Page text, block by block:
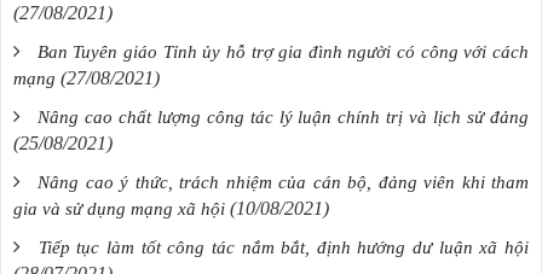
(27/08/2021)
Ban Tuyên giáo Tỉnh ủy hỗ trợ gia đình người có công với cách
mạng (27/08/2021)
Nâng cao chất lượng công tác lý luận chính trị và lịch sử đảng
(25/08/2021)
Nâng cao ý thức, trách nhiệm của cán bộ, đảng viên khi tham
gia và sử dụng mạng xã hội (10/08/2021)
Tiếp tục làm tốt công tác nắm bắt, định hướng dư luận xã hội